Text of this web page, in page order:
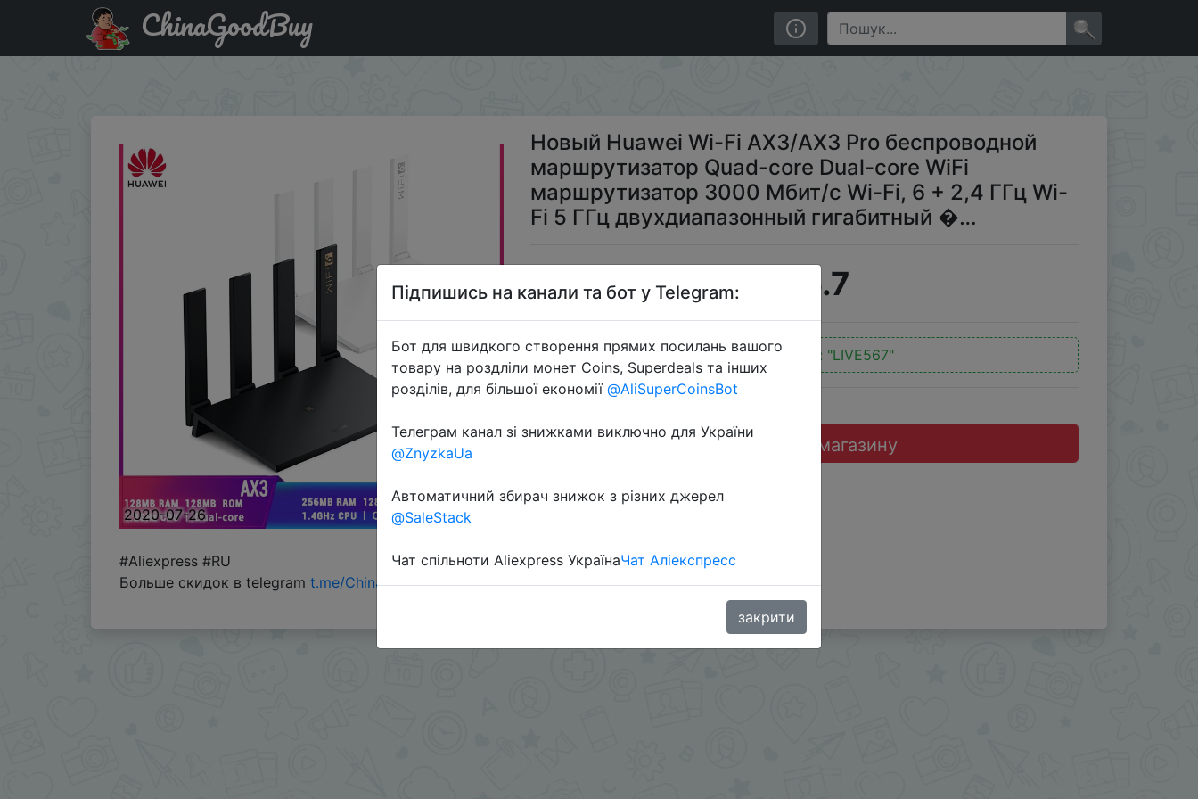
Купити по знижці LIVE567 Новый Huawei Wi-Fi AX3/AX3 Pro беспроводной маршрутизатор Quad-core Dual-core WiFi маршрутизатор 3000 Мбит/с Wi-Fi, 6 + 2,4 ГГц Wi-
Fi 5 ГГц двухдиапазонный гигабитный �…
ChinaGoodBuy
2020-07-26
Новый Huawei Wi-Fi AX3/AX3 Pro беспроводной
маршрутизатор Quad-core Dual-core WiFi
маршрутизатор 3000 Мбит/с Wi-Fi, 6 + 2,4 ГГц Wi-
Fi 5 ГГц двухдиапазонный гигабитный �…
$35.7
Промокод: "LIVE567"
Перейти до магазину
#Aliexpress #RU
Больше скидок в telegram t.me/ChinaGoodBuy
Підпишись на канали та бот у Telegram:
Бот для швидкого створення прямих посилань вашого
товару на роздліли монет Coins, Superdeals та інших
розділів, для більшої економії @AliSuperCoinsBot
Телеграм канал зі знижками виключно для України
@ZnyzkaUa
Автоматичний збирач знижок з різних джерел
@SaleStack
Чат спільноти Aliexpress УкраїнаЧат Аліекспресс
закрити